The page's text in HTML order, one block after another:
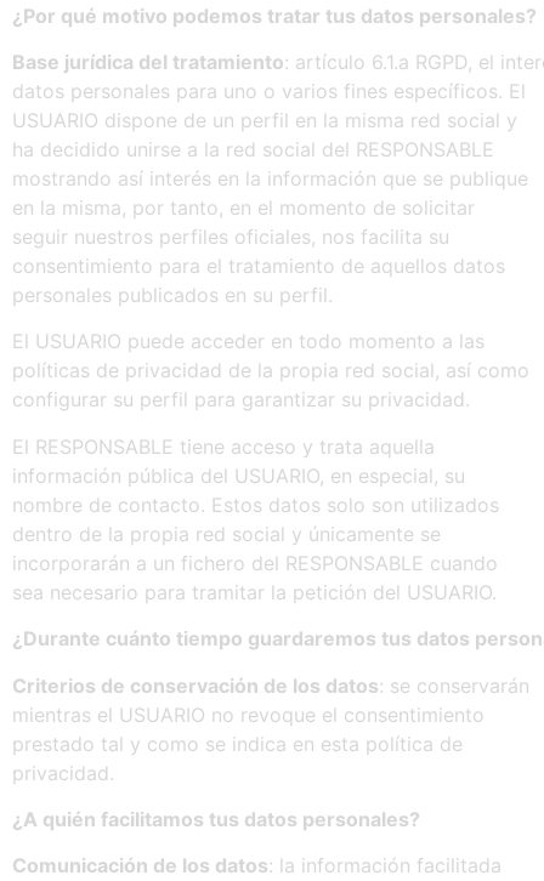
¿Por qué motivo podemos tratar tus datos personales?
Base jurídica del tratamiento: artículo 6.1.a RGPD, el
datos personales para uno o varios fines específicos. El
USUARIO dispone de un perfil en la misma red social y
ha decidido unirse a la red social del RESPONSABLE
mostrando así interés en la información que se publique
en la misma, por tanto, en el momento de solicitar
seguir nuestros perfiles oficiales, nos facilita su
consentimiento para el tratamiento de aquellos datos
personales publicados en su perfil.
El USUARIO puede acceder en todo momento a las
políticas de privacidad de la propia red social, así como
configurar su perfil para garantizar su privacidad.
El RESPONSABLE tiene acceso y trata aquella
información pública del USUARIO, en especial, su
nombre de contacto. Estos datos solo son utilizados
dentro de la propia red social y únicamente se
incorporarán a un fichero del RESPONSABLE cuando
sea necesario para tramitar la petición del USUARIO.
¿Durante cuánto tiempo guardaremos tus datos
Criterios de conservación de los datos: se conservarán
mientras el USUARIO no revoque el consentimiento
prestado tal y como se indica en esta política de
privacidad.
¿A quién facilitamos tus datos personales?
Comunicación de los datos: la información facilitada